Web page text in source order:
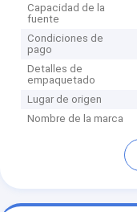
Capacidad de la
fuente
Condiciones de
pago
Detalles de
empaquetado
Lugar de origen
Nombre de la marca